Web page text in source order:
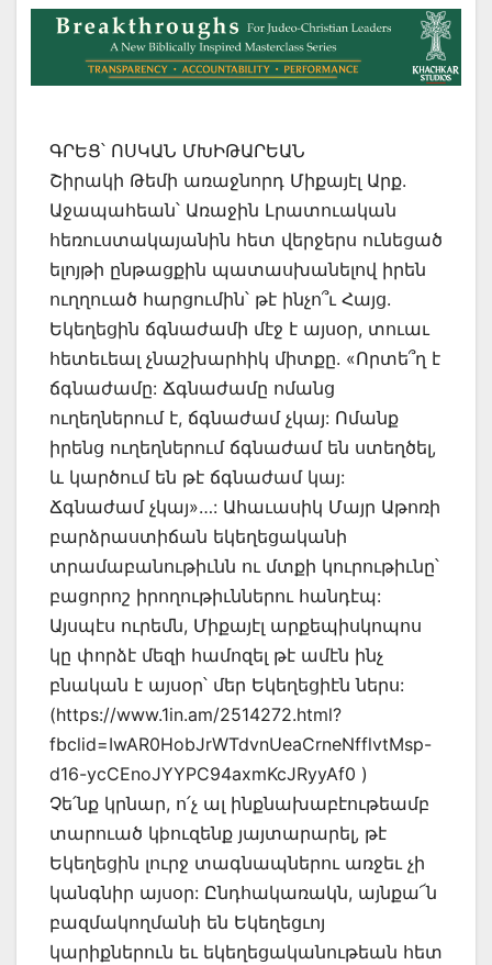
ԳՐԵՑ՝ ՈՍԿԱՆ ՄԽԻԹԱՐԵԱՆ
Շիրակի Թեմի առաջնորդ Միքայէլ Արք.
Աջապահեան՝ Առաջին Լրատուական
հեռուստակայանին հետ վերջերս ունեցած
ելոյթի ընթացքին պատասխանելով իրեն
ուղղուած հարցումին՝ թէ ինչո՞ւ Հայց.
Եկեղեցին ճգնաժամի մէջ է այսօր, տուաւ
հետեւեալ չնաշխարհիկ միտքը. «Որտե՞ղ է
ճգնաժամը: Ճգնաժամը ոմանց
ուղեղներում է, ճգնաժամ չկայ: Ոմանք
իրենց ուղեղներում ճգնաժամ են ստեղծել,
և կարծում են թէ ճգնաժամ կայ:
Ճգնաժամ չկայ»…: Ահաւասիկ Մայր Աթոռի
բարձրաստիճան եկեղեցականի
տրամաբանութիւնն ու մտքի կուրութիւնը՝
բացորոշ իրողութիւններու հանդէպ:
Այսպէս ուրեմն, Միքայէլ արքեպիսկոպոս
կը փորձէ մեզի համոզել թէ ամէն ինչ
բնական է այսօր՝ մեր Եկեղեցիէն ներս:
(https://www.1in.am/2514272.html?
fbclid=IwAR0HobJrWTdvnUeaCrneNfflvtMsp-
d16-ycCEnoJYYPC94axmKcJRyyAf0 )
Չե՛նք կրնար, ո՛չ ալ ինքնախաբէութեամբ
տարուած կþուզենք յայտարարել, թէ
Եկեղեցին լուրջ տագնապներու առջեւ չի
կանգնիր այսօր: Ընդհակառակն, այնքա՜ն
բազմակողմանի են Եկեղեցւոյ
կարիքներուն եւ եկեղեցականութեան հետ